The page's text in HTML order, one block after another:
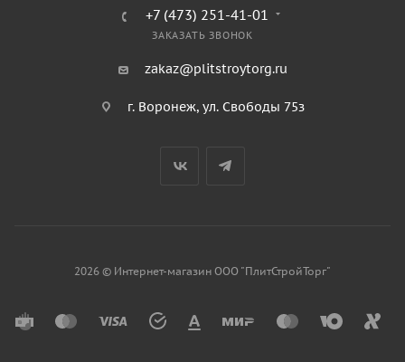
+7 (473) 251-41-01
ЗАКАЗАТЬ ЗВОНОК
zakaz@plitstroytorg.ru
г. Воронеж, ул. Свободы 75з
2026 © Интернет-магазин ООО "ПлитСтройТорг"